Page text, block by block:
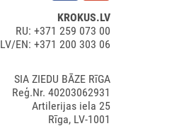
KROKUS.LV
RU: +371 259 073 00
LV/EN: +371 200 303 06
SIA ZIEDU BĀZE RīGA
Reģ.Nr. 40203062931
Artilerijas iela 25
Rīga, LV-1001